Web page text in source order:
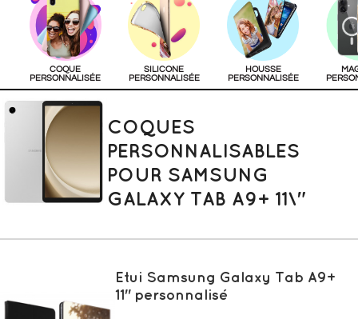
COQUE
PERSONNALISÉE
SILICONE
PERSONNALISÉE
HOUSSE
PERSONNALISÉE
COQUES
PERSONNALISABLES
POUR SAMSUNG
GALAXY TAB A9+ 11\"
Etui Samsung Galaxy Tab A9+
11" personnalisé